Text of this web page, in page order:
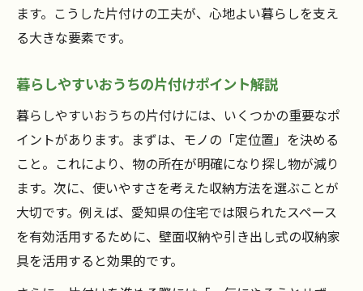
ます。こうした片付けの工夫が、心地よい暮らしを支え
る大きな要素です。
暮らしやすいおうちの片付けポイント解説
暮らしやすいおうちの片付けには、いくつかの重要なポ
イントがあります。まずは、モノの「定位置」を決める
こと。これにより、物の所在が明確になり探し物が減り
ます。次に、使いやすさを考えた収納方法を選ぶことが
大切です。例えば、愛知県の住宅では限られたスペース
を有効活用するために、壁面収納や引き出し式の収納家
具を活用すると効果的です。